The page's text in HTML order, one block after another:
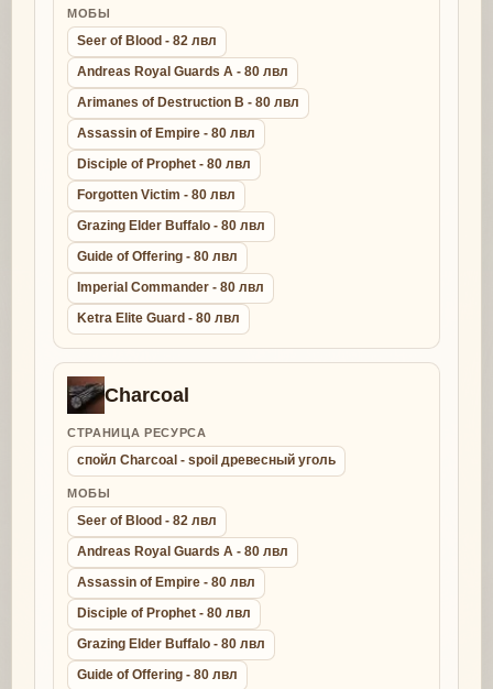
МОБЫ
Seer of Blood - 82 лвл
Andreas Royal Guards A - 80 лвл
Arimanes of Destruction B - 80 лвл
Assassin of Empire - 80 лвл
Disciple of Prophet - 80 лвл
Forgotten Victim - 80 лвл
Grazing Elder Buffalo - 80 лвл
Guide of Offering - 80 лвл
Imperial Commander - 80 лвл
Ketra Elite Guard - 80 лвл
Charcoal
СТРАНИЦА РЕСУРСА
спойл Charcoal - spoil древесный уголь
МОБЫ
Seer of Blood - 82 лвл
Andreas Royal Guards A - 80 лвл
Assassin of Empire - 80 лвл
Disciple of Prophet - 80 лвл
Grazing Elder Buffalo - 80 лвл
Guide of Offering - 80 лвл